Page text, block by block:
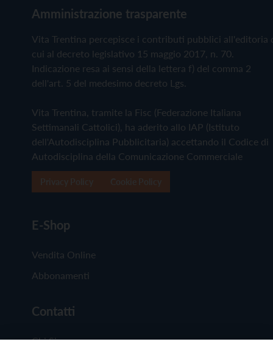
Amministrazione trasparente
Vita Trentina percepisce i contributi pubblici all'editoria
cui al decreto legislativo 15 maggio 2017, n. 70.
Indicazione resa ai sensi della lettera f) del comma 2
dell'art. 5 del medesimo decreto Lgs.
Vita Trentina, tramite la Fisc (Federazione Italiana
Settimanali Cattolici), ha aderito allo IAP (Istituto
dell'Autodisciplina Pubblicitaria) accettando il Codice di
Autodisciplina della Comunicazione Commerciale
E-Shop
Vendita Online
Abbonamenti
Contatti
Chi Siamo